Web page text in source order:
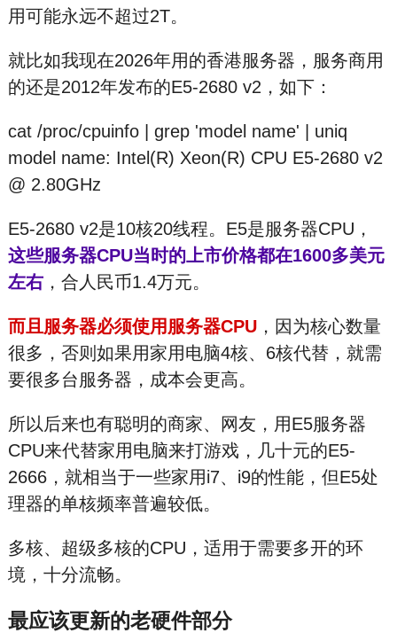
用可能永远不超过2T。
就比如我现在2026年用的香港服务器，服务商用
的还是2012年发布的E5-2680 v2，如下：
cat /proc/cpuinfo | grep 'model name' | uniq
model name: Intel(R) Xeon(R) CPU E5-2680 v2
@ 2.80GHz
E5-2680 v2是10核20线程。E5是服务器CPU，
这些服务器CPU当时的上市价格都在1600多美元
左右，合人民币1.4万元。
而且服务器必须使用服务器CPU，因为核心数量
很多，否则如果用家用电脑4核、6核代替，就需
要很多台服务器，成本会更高。
所以后来也有聪明的商家、网友，用E5服务器
CPU来代替家用电脑来打游戏，几十元的E5-
2666，就相当于一些家用i7、i9的性能，但E5处
理器的单核频率普遍较低。
多核、超级多核的CPU，适用于需要多开的环
境，十分流畅。
最应该更新的老硬件部分